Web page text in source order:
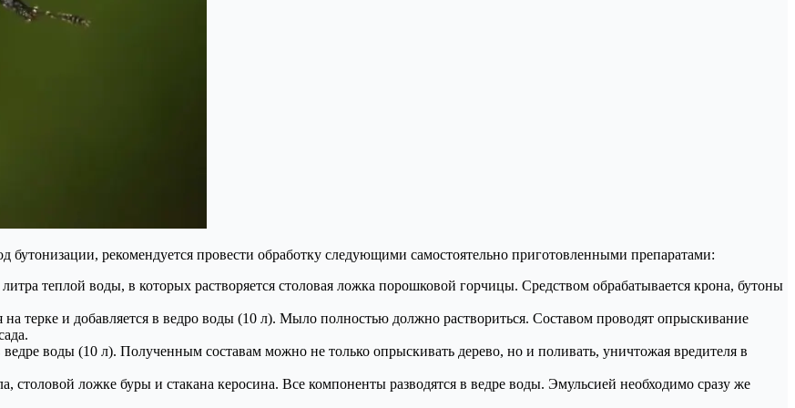
рекомендуется провести обработку следующими самостоятельно приготовленными препаратами:
теплой воды, в которых растворяется столовая ложка порошковой горчицы. Средством обрабатывается крона, бутоны
терке и добавляется в ведро воды (10 л). Мыло полностью должно раствориться. Составом проводят опрыскивание
воды (10 л). Полученным составам можно не только опрыскивать дерево, но и поливать, уничтожая вредителя в
столовой ложке буры и стакана керосина. Все компоненты разводятся в ведре воды. Эмульсией необходимо сразу же